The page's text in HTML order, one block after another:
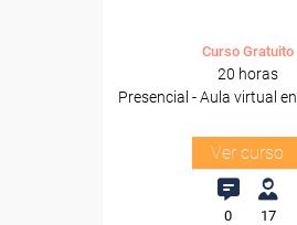
Curso Gratuito
20 horas
Presencial - Aula virtual
Ver curso
0 17